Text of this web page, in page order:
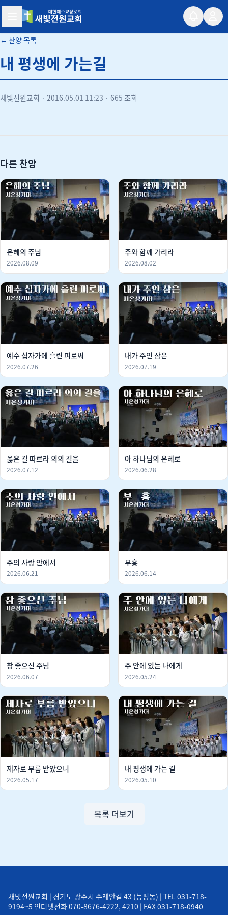
새빛전원교회
← 찬양 목록
내 평생에 가는길
새빛전원교회 · 2016.05.01 11:23 · 665 조회
다른 찬양
은혜의 주님
2026.08.09
주와 함께 가리라
2026.08.02
예수 십자가에 흘린 피로써
2026.07.26
내가 주인 삼은
2026.07.19
옳은 길 따르라 의의 길을
2026.07.12
아 하나님의 은혜로
2026.06.28
주의 사랑 안에서
2026.06.21
부흥
2026.06.14
참 좋으신 주님
2026.06.07
주 안에 있는 나에게
2026.05.24
제자로 부름 받았으니
2026.05.17
내 평생에 가는 길
2026.05.10
목록 더보기
새빛전원교회 | 경기도 광주시 수레안길 43 (능평동) | TEL 031-718-
9194~5 인터넷전화 070-8676-4222, 4210 | FAX 031-718-0940